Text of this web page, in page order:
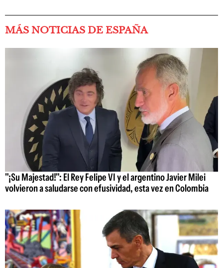
MÁS NOTICIAS DE ESPAÑA
"¡Su Majestad!": El Rey Felipe VI y el argentino Javier Milei
volvieron a saludarse con efusividad, esta vez en Colombia